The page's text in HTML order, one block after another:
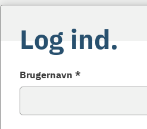
Log ind.
Brugernavn *